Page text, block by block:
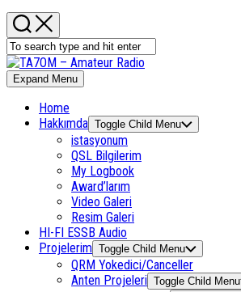
Expand Menu
Home
Hakkımda Toggle Child Menu
istasyonum
QSL Bilgilerim
My Logbook
Award’larım
Video Galeri
Resim Galeri
HI-FI ESSB Audio
Projelerim Toggle Child Menu
QRM Yokedici/Canceller
Anten Projeleri Toggle Child Menu